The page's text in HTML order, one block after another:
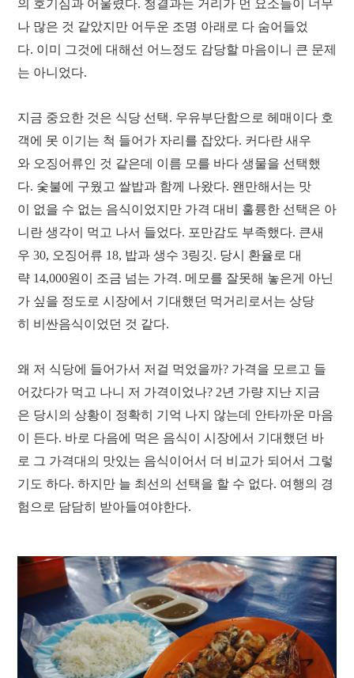
의 호기심과 어울렸다. 청결과는 거리가 먼 요소들이 너무
나 많은 것 같았지만 어두운 조명 아래로 다 숨어들었
다. 이미 그것에 대해선 어느정도 감당할 마음이니 큰 문제
는 아니었다.
지금 중요한 것은 식당 선택. 우유부단함으로 헤매이다 호
객에 못 이기는 척 들어가 자리를 잡았다. 커다란 새우
와 오징어류인 것 같은데 이름 모를 바다 생물을 선택했
다. 숯불에 구웠고 쌀밥과 함께 나왔다. 왠만해서는 맛
이 없을 수 없는 음식이었지만 가격 대비 훌륭한 선택은 아
니란 생각이 먹고 나서 들었다. 포만감도 부족했다. 큰새
우 30, 오징어류 18, 밥과 생수 3링깃. 당시 환율로 대
략 14,000원이 조금 넘는 가격. 메모를 잘못해 놓은게 아닌
가 싶을 정도로 시장에서 기대했던 먹거리로서는 상당
히 비싼음식이었던 것 같다.
왜 저 식당에 들어가서 저걸 먹었을까? 가격을 모르고 들
어갔다가 먹고 나니 저 가격이었나? 2년 가량 지난 지금
은 당시의 상황이 정확히 기억 나지 않는데 안타까운 마음
이 든다. 바로 다음에 먹은 음식이 시장에서 기대했던 바
로 그 가격대의 맛있는 음식이어서 더 비교가 되어서 그렇
기도 하다. 하지만 늘 최선의 선택을 할 수 없다. 여행의 경
험으로 담담히 받아들여야한다.